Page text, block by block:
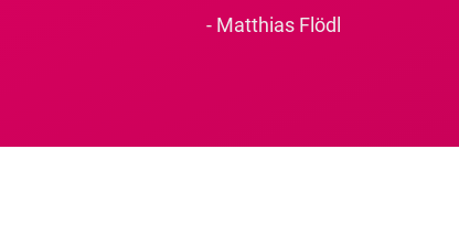
- Matthias Flödl